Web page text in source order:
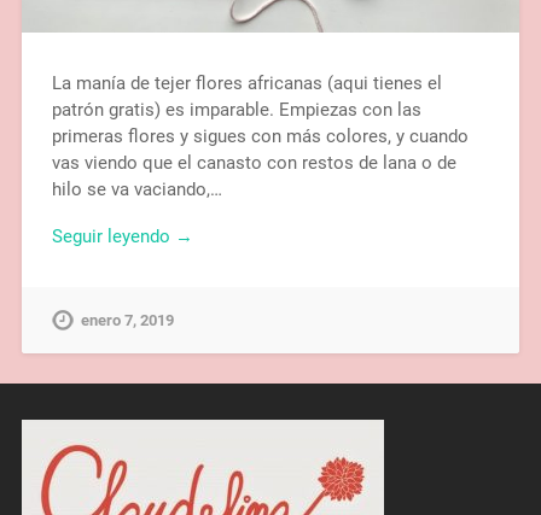
La manía de tejer flores africanas (aqui tienes el
patrón gratis) es imparable. Empiezas con las
primeras flores y sigues con más colores, y cuando
vas viendo que el canasto con restos de lana o de
hilo se va vaciando,…
Seguir leyendo →
enero 7, 2019